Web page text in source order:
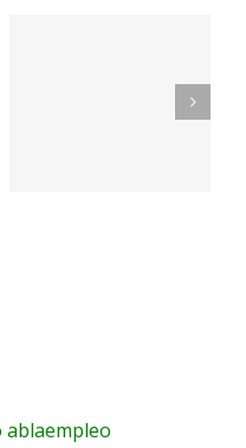
de
empleo
ablaempleo